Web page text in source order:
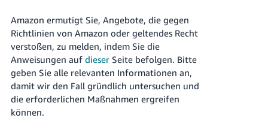
Amazon ermutigt Sie, Angebote, die gegen
Richtlinien von Amazon oder geltendes Recht
verstoßen, zu melden, indem Sie die
Anweisungen auf dieserSeite befolgen. Bitte
geben Sie alle relevanten Informationen an,
damit wir den Fall gründlich untersuchen und
die erforderlichen Maßnahmen ergreifen
können.